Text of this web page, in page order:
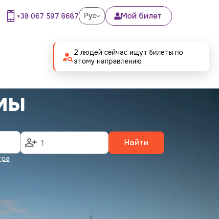
+38 067 597 8687 Рус Мой билет
Найти
2 людей сейчас ищут билеты по
этому направлению